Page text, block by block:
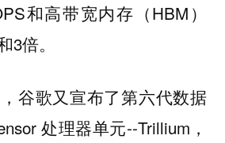
和高带宽内存（HBM）
倍。
谷歌又宣布了第六代数据
处理器单元--Trillium，